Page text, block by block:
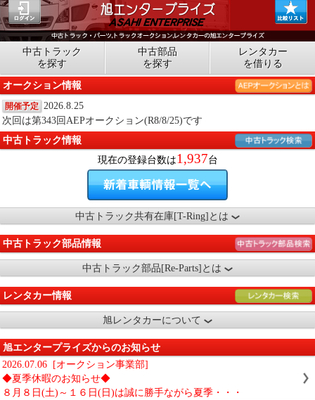
中古トラック
を探す
中古部品
を探す
レンタカー
を借りる
オークション情報
開催予定
2026.8.25
次回は第343回AEPオークション(R8/8/25)です
中古トラック情報
現在の登録台数は1,937台
中古トラック共有在庫[T-Ring]とは
中古トラック部品情報
中古トラック部品[Re-Parts]とは
レンタカー情報
旭レンタカーについて
旭エンタープライズからのお知らせ
2026.07.06 [オークション事業部]
◆夏季休暇のお知らせ◆
８月８日(土)～１６日(日)は誠に勝手ながら夏季・・・